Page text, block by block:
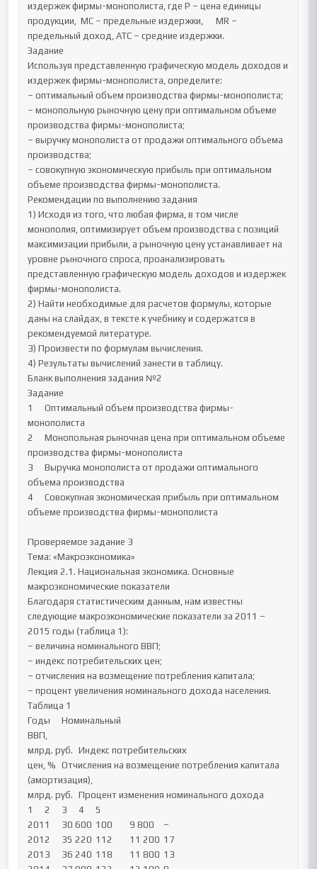
издержек фирмы-монополиста, где P – цена единицы
продукции,  MC – предельные издержки,      MR –
предельный доход, АТС – средние издержки.
Задание
Используя представленную графическую модель доходов и
издержек фирмы-монополиста, определите:
– оптимальный объем производства фирмы-монополиста;
– монопольную рыночную цену при оптимальном объеме
производства фирмы-монополиста;
– выручку монополиста от продажи оптимального объема
производства;
– совокупную экономическую прибыль при оптимальном
объеме производства фирмы-монополиста.
Рекомендации по выполнению задания
1) Исходя из того, что любая фирма, в том числе
монополия, оптимизирует объем производства с позиций
максимизации прибыли, а рыночную цену устанавливает на
уровне рыночного спроса, проанализировать
представленную графическую модель доходов и издержек
фирмы-монополиста.
2) Найти необходимые для расчетов формулы, которые
даны на слайдах, в тексте к учебнику и содержатся в
рекомендуемой литературе.
3) Произвести по формулам вычисления.
4) Результаты вычислений занести в таблицу.
Бланк выполнения задания №2
Задание
1	Оптимальный объем производства фирмы-
монополиста
2	Монопольная рыночная цена при оптимальном объеме
производства фирмы-монополиста
3	Выручка монополиста от продажи оптимального
объема производства
4	Совокупная экономическая прибыль при оптимальном
объеме производства фирмы-монополиста
Проверяемое задание 3
Тема: «Макроэкономика»
Лекция 2.1. Национальная экономика. Основные
макроэкономические показатели
Благодаря статистическим данным, нам известны
следующие макроэкономические показатели за 2011 –
2015 годы (таблица 1):
– величина номинального ВВП;
– индекс потребительских цен;
– отчисления на возмещение потребления капитала;
– процент увеличения номинального дохода населения.
Таблица 1
Годы	Номинальный
ВВП,
млрд. руб.	Индекс потребительских
цен, %	Отчисления на возмещение потребления капитала
(амортизация),
млрд. руб.	Процент изменения номинального дохода
1	2	3	4	5
2011	30 600	100	9 800	–
2012	35 220	112	11 200	17
2013	36 240	118	11 800	13